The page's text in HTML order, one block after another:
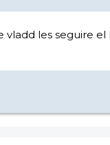
les seguire